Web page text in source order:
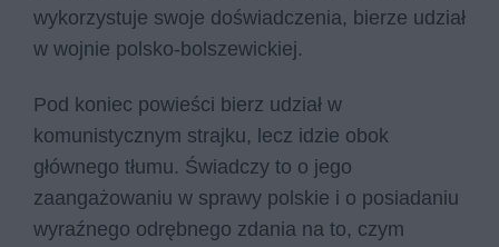
wykorzystuje swoje doświadczenia, bierze udział
w wojnie polsko-bolszewickiej.
Pod koniec powieści bierz udział w
komunistycznym strajku, lecz idzie obok
głównego tłumu. Świadczy to o jego
zaangażowaniu w sprawy polskie i o posiadaniu
wyraźnego odrębnego zdania na to, czym